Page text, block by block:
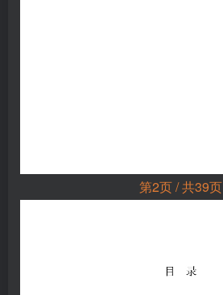
第2页 / 共39页